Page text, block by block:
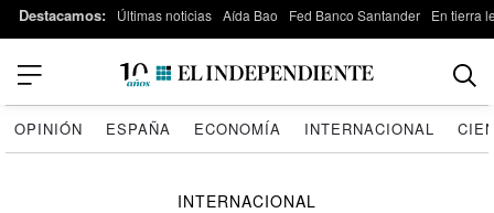
Destacamos: Últimas noticias Aída Bao Fed Banco Santander En tierra
OPINIÓN ESPAÑA ECONOMÍA INTERNACIONAL
INTERNACIONAL